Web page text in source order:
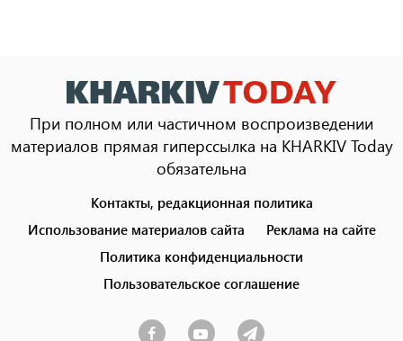
При полном или частичном воспроизведении
материалов прямая гиперссылка на KHARKIV Today
обязательна
menu
Контакты, редакционная политика
Использование материалов сайта
Реклама на сайте
Политика конфиденциальности
Пользовательское соглашение